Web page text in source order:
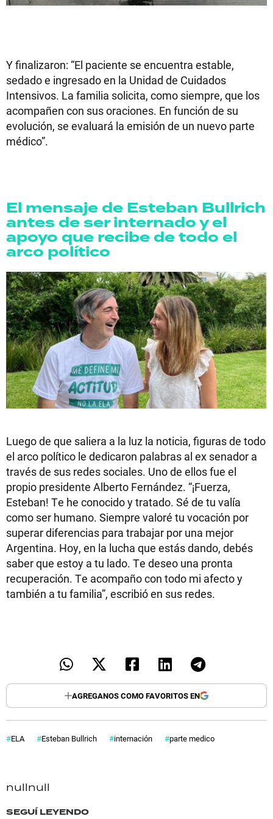
Y finalizaron: “El paciente se encuentra estable,
sedado e ingresado en la Unidad de Cuidados
Intensivos. La familia solicita, como siempre, que los
acompañen con sus oraciones. En función de su
evolución, se evaluará la emisión de un nuevo parte
médico”.
El mensaje de Esteban Bullrich
antes de ser internado y el
apoyo que recibe de todo el
arco político
Luego de que saliera a la luz la noticia, figuras de todo
el arco político le dedicaron palabras al ex senador a
través de sus redes sociales. Uno de ellos fue el
propio presidente Alberto Fernández. “¡Fuerza,
Esteban! Te he conocido y tratado. Sé de tu valía
como ser humano. Siempre valoré tu vocación por
superar diferencias para trabajar por una mejor
Argentina. Hoy, en la lucha que estás dando, debés
saber que estoy a tu lado. Te deseo una pronta
recuperación. Te acompaño con todo mi afecto y
también a tu familia”, escribió en sus redes.
AGREGANOS COMO FAVORITOS EN
ELA Esteban Bullrich internación parte medico
nullnull
SEGUÍ LEYENDO